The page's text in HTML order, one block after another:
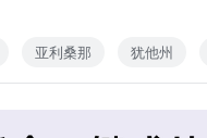
亚利桑那 犹他州